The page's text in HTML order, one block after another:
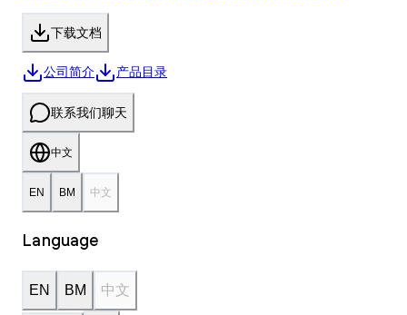
下载文档
公司简介 产品目录
联系我们聊天
中文
EN BM 中文
Language
EN BM 中文